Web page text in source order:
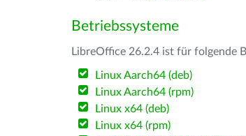
Betriebssysteme
LibreOffice 26.2.4 ist für folgende
Linux Aarch64 (deb)
Linux Aarch64 (rpm)
Linux x64 (deb)
Linux x64 (rpm)